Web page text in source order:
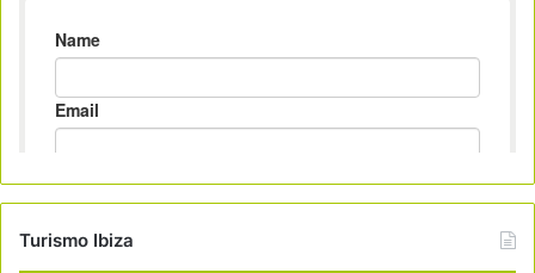
Turismo Ibiza